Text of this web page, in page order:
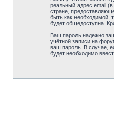
реальный адрес email
стране,
быть как необходимой,
будет общедоступна.
Ваш пароль надежно
учётной записи на
ваш пароль. В случае,
будет необходимо